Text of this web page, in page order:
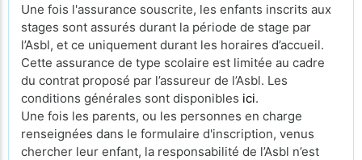
Une fois l'assurance souscrite, les enfants inscrits aux
stages sont assurés durant la période de stage par
l’Asbl, et ce uniquement durant les horaires d’accueil.
Cette assurance de type scolaire est limitée au cadre
du contrat proposé par l’assureur de l’Asbl. Les
conditions générales sont disponibles ici.
Une fois les parents, ou les personnes en charge
renseignées dans le formulaire d'inscription, venus
chercher leur enfant, la responsabilité de l’Asbl n’est